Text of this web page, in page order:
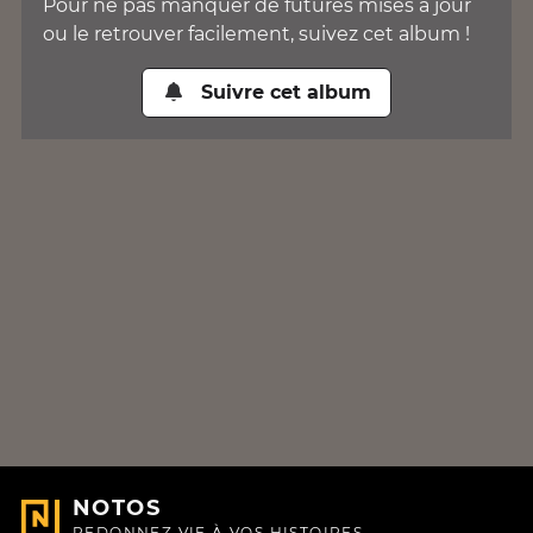
Pour ne pas manquer de futures mises à jour
ou le retrouver facilement, suivez cet album !
Suivre cet album
NOTOS